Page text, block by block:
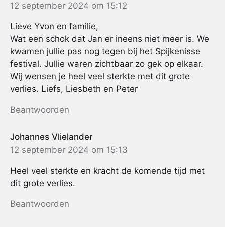
12 september 2024 om 15:12
Lieve Yvon en familie,
Wat een schok dat Jan er ineens niet meer is. We
kwamen jullie pas nog tegen bij het Spijkenisse
festival. Jullie waren zichtbaar zo gek op elkaar.
Wij wensen je heel veel sterkte met dit grote
verlies. Liefs, Liesbeth en Peter
Beantwoorden
Johannes Vlielander
12 september 2024 om 15:13
Heel veel sterkte en kracht de komende tijd met
dit grote verlies.
Beantwoorden